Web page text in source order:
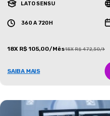
LATO SENSU
360 A 720H
18X R$ 105,00/Mês18X R$ 472,50/Mês
SAIBA MAIS